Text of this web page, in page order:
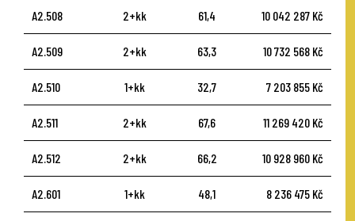
A2.508 2+kk 61,4 10 042 287 Kč
A2.509 2+kk 63,3 10 732 568 Kč
A2.510 1+kk 32,7 7 203 855 Kč
A2.511 2+kk 67,6 11 269 420 Kč
A2.512 2+kk 66,2 10 928 960 Kč
A2.601 1+kk 48,1 8 236 475 Kč